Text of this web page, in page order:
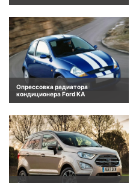
Опрессовка радиатора
кондиционера Ford KA